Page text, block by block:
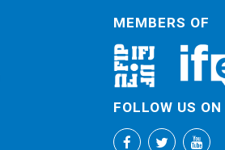
MEMBERS OF
FOLLOW US ON